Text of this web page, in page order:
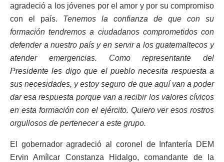
agradeció a los jóvenes por el amor y por su compromiso
con el país. Tenemos la confianza de que con su
formación tendremos a ciudadanos comprometidos con
defender a nuestro país y en servir a los guatemaltecos y
atender emergencias. Como representante del
Presidente les digo que el pueblo necesita respuesta a
sus necesidades, y estoy seguro de que aquí van a poder
dar esa respuesta porque van a recibir los valores cívicos
en esta formación con el ejército. Quiero ver esos rostros
orgullosos de pertenecer a este grupo.
El gobernador agradeció al coronel de Infantería DEM
Ervin Amílcar Constanza Hidalgo, comandante de la